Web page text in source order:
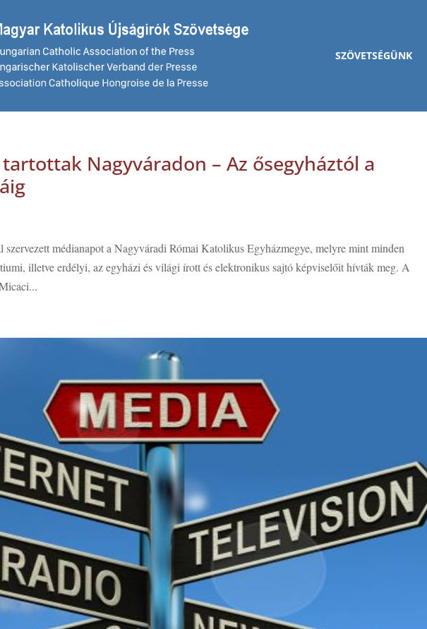
SZÖVETSÉGÜNK
Nagyváradon – Az ősegyháztól a
médianapot a Nagyváradi Római Katolikus Egyházmegye, melyre mint minden
illetve erdélyi, az egyházi és világi írott és elektronikus sajtó képviselőit hívták meg. A